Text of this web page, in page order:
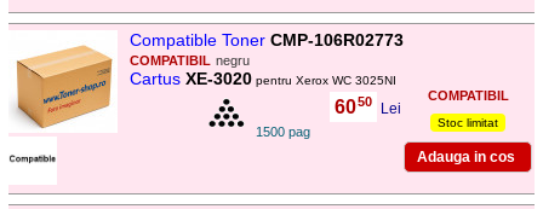
Compatible Toner CMP-106R02773
COMPATIBIL negru
Cartus XE-3020 pentru Xerox WC 3025NI
1500 pag
COMPATIBIL
Stoc limitat
60,50 Lei